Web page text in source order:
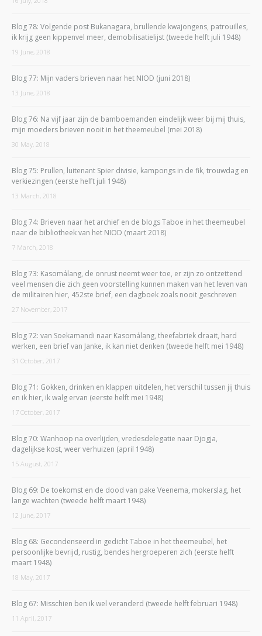
Blog 78: Volgende post Bukanagara, brullende kwajongens, patrouilles,
ik krijg geen kippenvel meer, demobilisatielijst (tweede helft juli 1948)
19 June, 2018
Blog 77: Mijn vaders brieven naar het NIOD (juni 2018)
13 June, 2018
Blog 76: Na vijf jaar zijn de bamboemanden eindelijk weer bij mij thuis,
mijn moeders brieven nooit in het theemeubel (mei 2018)
30 May, 2018
Blog 75: Prullen, luitenant Spier divisie, kampongs in de fik, trouwdag en
verkiezingen (eerste helft juli 1948)
13 March, 2018
Blog 74: Brieven naar het archief en de blogs Taboe in het theemeubel
naar de bibliotheek van het NIOD (maart 2018)
7 March, 2018
Blog 73: Kasomálang, de onrust neemt weer toe, er zijn zo ontzettend
veel mensen die zich geen voorstelling kunnen maken van het leven van
de militairen hier, 452ste brief, een dagboek zoals nooit geschreven
27 November, 2017
Blog 72: van Soekamandi naar Kasomálang, theefabriek draait, hard
werken, een brief van Janke, ik kan niet denken (tweede helft mei 1948)
31 October, 2017
Blog 71: Gokken, drinken en klappen uitdelen, het verschil tussen jij thuis
en ik hier, ik walg ervan (eerste helft mei 1948)
17 October, 2017
Blog 70: Wanhoop na overlijden, vredesdelegatie naar Djogja,
dagelijkse kost, weer verhuizen (april 1948)
15 August, 2017
Blog 69: De toekomst en de dood van pake Veenema, mokerslag, het
lange wachten (tweede helft maart 1948)
12 June, 2017
Blog 68: Gecondenseerd in gedicht Taboe in het theemeubel, het
persoonlijke bevrijd, rustig, bendes hergroeperen zich (eerste helft
maart 1948)
18 May, 2017
Blog 67: Misschien ben ik wel veranderd (tweede helft februari 1948)
11 April, 2017